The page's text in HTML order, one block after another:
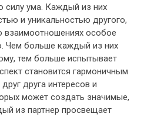
силу ума. Каждый из них
и уникальностью другого,
особое
Чем больше каждый из них
тем больше испытывает
становится гармоничным
друга интересов и
может создать значимые,
из партнер просвещает